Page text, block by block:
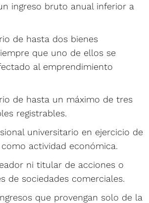
ingreso bruto anual inferior a
de hasta dos bienes
que uno de ellos se
al emprendimiento
de hasta un máximo de tres
registrables.
universitario en ejercicio de
actividad económica.
ni titular de acciones o
de sociedades comerciales.
que provengan solo de la